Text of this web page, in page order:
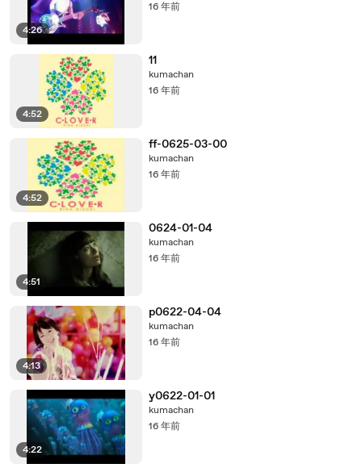
4:26
16 年前
4:52
11
kumachan
16 年前
4:52
ff-0625-03-00
kumachan
16 年前
4:51
0624-01-04
kumachan
16 年前
4:13
p0622-04-04
kumachan
16 年前
4:22
y0622-01-01
kumachan
16 年前